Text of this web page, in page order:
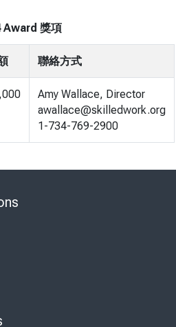
Award 獎項
聯絡方式
Amy Wallace, Director
awallace@skilledwork.org
1-734-769-2900